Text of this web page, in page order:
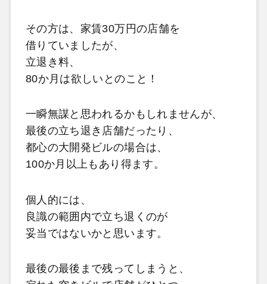
その方は、家賃30万円の店舗を
借りていましたが、
立退き料、
80か月は欲しいとのこと！
一瞬無謀と思われるかもしれませんが、
最後の立ち退き店舗だったり、
都心の大開発ビルの場合は、
100か月以上もあり得ます。
個人的には、
良識の範囲内で立ち退くのが
妥当ではないかと思います。
最後の最後まで残ってしまうと、